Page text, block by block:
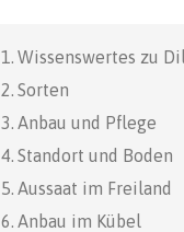
Wissenswertes zu Dill
Sorten
Anbau und Pflege
Standort und Boden
Aussaat im Freiland
Anbau im Kübel